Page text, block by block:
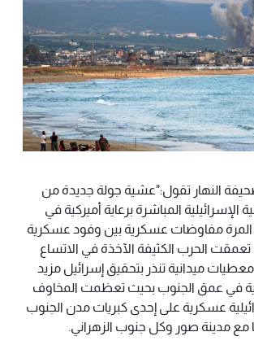
النهار تقول:"عشية جولة جديدة من
الإسرائيلية المباشرة برعاية أميركية في
مفاوضات عسكرية بين وفود عسكرية
تعمقت الحرب الكثيفة الآخذة في الاتساع
ميدانية تنذر بتحقيق إسرائيل مزيد
في عمق الجنوب بحيث تعظمت المخاوف
عسكرية على إحدى كبريات مدن الجنوب
مع مدينة صور وكل جنوب الزهراني.